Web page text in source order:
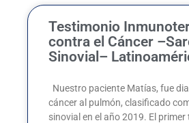
Testimonio
contra el Cáncer
Sinovial–
Nuestro paciente Matías, fue
cáncer al pulmón, clasificado
sinovial en el año 2019. El